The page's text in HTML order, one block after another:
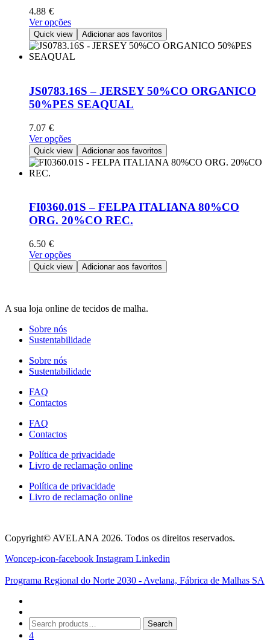
the
product
page
4.88 €
Ver opçõesThis
product
has
multiple
options
may
be
the
product
page
Quick view Adicionar aos favoritos
JS0783.16S – JERSEY 50%CO ORGANICO
50%PES SEAQUAL
7.07 €
Ver opçõesThis
product
has
options
may
be
the
product
Quick view Adicionar aos favoritos
FI0360.01S – FELPA ITALIANA 80%CO
ORG. 20%CO REC.
6.50 €
Ver opçõesThis
product
has
The
be
the
Quick view Adicionar aos favoritos
A sua loja online de tecidos de malha.
Sobre nós
Sustentabilidade
Sobre nós
Sustentabilidade
FAQ
Contactos
FAQ
Contactos
Política de privacidade
Livro de reclamação online
Política de privacidade
Livro de reclamação online
Copyright© AVELANA 2026. Todos os direitos reservados.
Woncep-icon-facebook Instagram Linkedin
Programa Regional do Norte 2030 - Avelana, Fábrica de Malhas SA
Search
for:
Search
4